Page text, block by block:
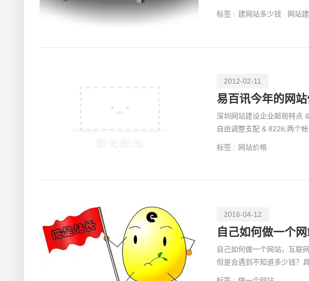
标签 : 建网站多少钱 网站
2012-02-11
易百讯今年的网站
深圳网站建设企业邮局特点
自由调整支配 & 8226;两个帐号开始起卖 & 8226;免费开通邮件监控
标签 : 网站价格
2016-04-12
自己如何做一个
自己如何做一个网站，互联
但是会遇到不知道多少钱？